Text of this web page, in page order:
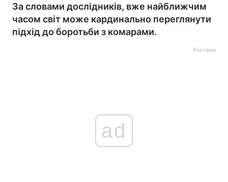
За словами дослідників, вже найближчим
часом світ може кардинально переглянути
підхід до боротьби з комарами.
Реклама
ad